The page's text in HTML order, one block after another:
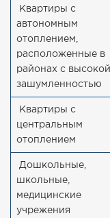
Квартиры с
автономным
отоплением,
расположенные в
районах с высокой
зашумленностью
Квартиры с
центральным
отоплением
Дошкольные,
школьные,
медицинские
учрежения